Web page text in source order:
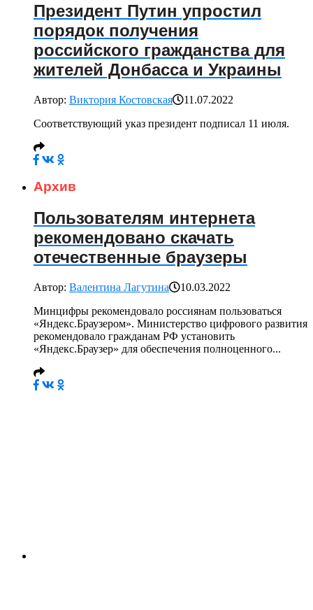
Президент Путин упростил
порядок получения
российского гражданства для
жителей Донбасса и Украины
Автор: Виктория Костовская
11.07.2022
Соответствующий указ президент подписал 11 июля.
Архив
Пользователям интернета
рекомендовано скачать
отечественные браузеры
Автор: Валентина Лагутина
10.03.2022
Минцифры рекомендовало россиянам пользоваться
«Яндекс.Браузером». Министерство цифрового развития
рекомендовало гражданам РФ установить
«Яндекс.Браузер» для обеспечения полноценного...